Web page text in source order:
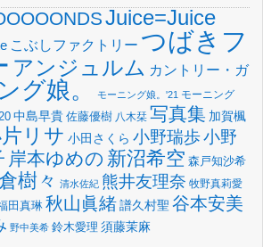
Juice=Juice
こぶしファクトリー つばきフ
アンジュルム カントリー・ガ
グ娘。 モーニング娘。'21 モーニング
中島早貴 佐藤優樹 八木栞 写真集 加賀楓
リサ 小田さくら 小野瑞歩小野
岸本ゆめの 新沼希空 森戸知沙希
樹々 清水佐紀 熊井友理奈 牧野真莉愛
田真琳 秋山眞緒譜久村聖 谷本安美
野中美希 鈴木愛理 須藤茉麻